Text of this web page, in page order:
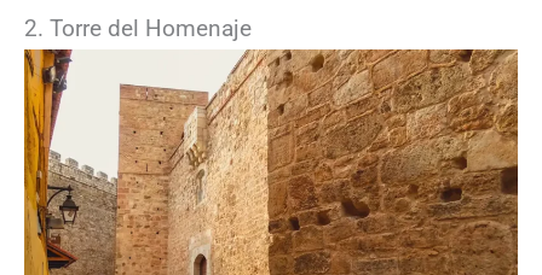
2. Torre del Homenaje